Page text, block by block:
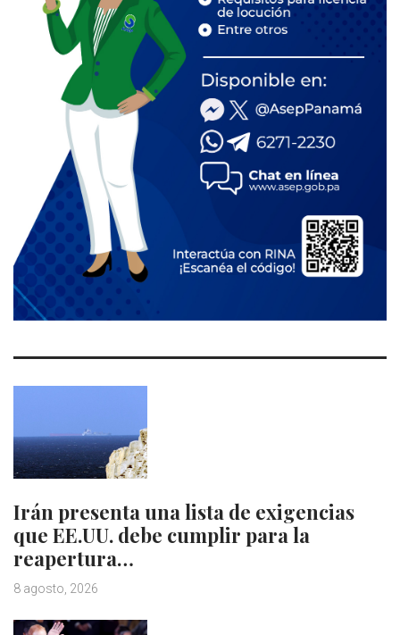
Irán presenta una lista de exigencias
que EE.UU. debe cumplir para la
reapertura…
8 agosto, 2026